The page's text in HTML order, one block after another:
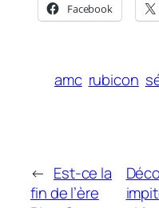
Facebook
amc rubicon
← Est-ce la
fin de l’ère